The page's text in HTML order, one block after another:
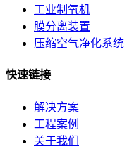
工业制氧机
膜分离装置
压缩空气净化系统
快速链接
解决方案
工程案例
关于我们